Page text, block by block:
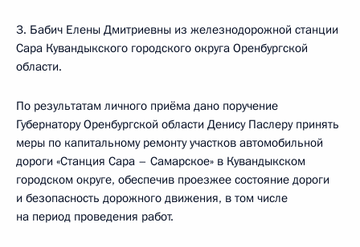
3. Бабич Елены Дмитриевны из железнодорожной станции
Сара Кувандыкского городского округа Оренбургской
области.
По результатам личного приёма дано поручение
Губернатору Оренбургской области Денису Паслеру принять
меры по капитальному ремонту участков автомобильной
дороги «Станция Сара – Самарское» в Кувандыкском
городском округе, обеспечив проезжее состояние дороги
и безопасность дорожного движения, в том числе
на период проведения работ.